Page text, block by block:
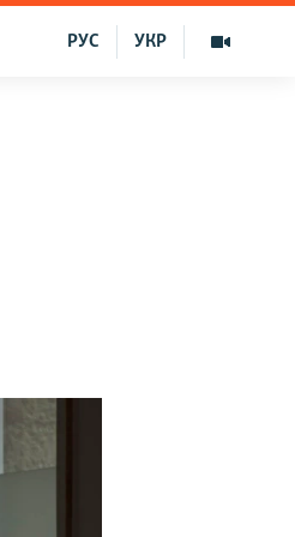
УКР
РУС